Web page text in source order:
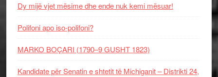
Dy mijë vjet mësime dhe ende nuk kemi mësuar!
Polifoni apo iso-polifoni?
MARKO BOÇARI (1790–9 GUSHT 1823)
Kandidate për Senatin e shtetit të Michiganit – Distrikti 24,